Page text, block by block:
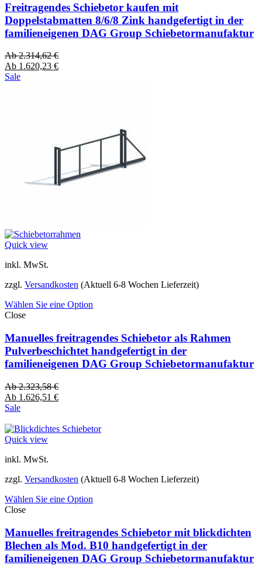
Freitragendes Schiebetor kaufen mit
Doppelstabmatten 8/6/8 Zink handgefertigt in der
familieneigenen DAG Group Schiebetormanufaktur
Ab2.314,62€
Ab 1.620,23 €
Sale
Quick view
inkl. MwSt.
zzgl. Versandkosten (Aktuell 6-8 Wochen Lieferzeit)
Wählen Sie eine Option
Close
Manuelles freitragendes Schiebetor als Rahmen
Pulverbeschichtet handgefertigt in der
familieneigenen DAG Group Schiebetormanufaktur
Ab2.323,58€
Ab 1.626,51 €
Sale
Quick view
inkl. MwSt.
zzgl. Versandkosten (Aktuell 6-8 Wochen Lieferzeit)
Wählen Sie eine Option
Close
Manuelles freitragendes Schiebetor mit blickdichten
Blechen als Mod. B10 handgefertigt in der
familieneigenen DAG Group Schiebetormanufaktur